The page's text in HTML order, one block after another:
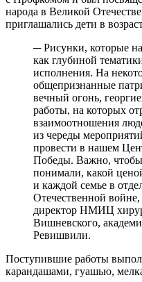
народа в Великой
приглашались дети в
─ Рисунки, которые
как глубиной
исполнения. На
общепризнанные
вечный огонь,
работы, на которых
взаимоотношения
из череды
провести в нашем
Победы. Важно,
понимали, какой
и каждой семье в
Отечественной
директор НМИЦ
Вишневского,
Ревишвили.
Поступившие работы
карандашами, гуашью,